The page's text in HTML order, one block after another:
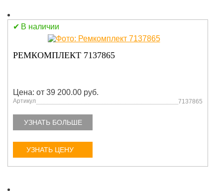
В наличии
РЕМКОМПЛЕКТ 7137865
Цена: от 39 200.00 руб.
Артикул 7137865
УЗНАТЬ БОЛЬШЕ
УЗНАТЬ ЦЕНУ